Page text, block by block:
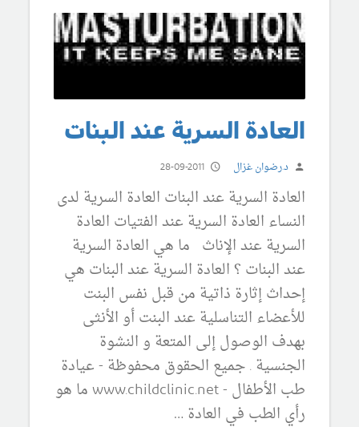
العادة السرية عند البنات
د.رضوان غزال 28-09-2011
العادة السرية عند البنات العادة السرية لدى
النساء العادة السرية عند الفتيات العادة
السرية عند الإناث ما هي العادة السرية
عند البنات ؟ العادة السرية عند البنات هي
إحداث إثارة ذاتية من قبل نفس البنت
للأعضاء التناسلية عند البنت أو الأنثى
بهدف الوصول إلى المتعة و النشوة
الجنسية . جميع الحقوق محفوظة - عيادة
طب الأطفال - www.childclinic.net ما هو
رأي الطب في العادة …